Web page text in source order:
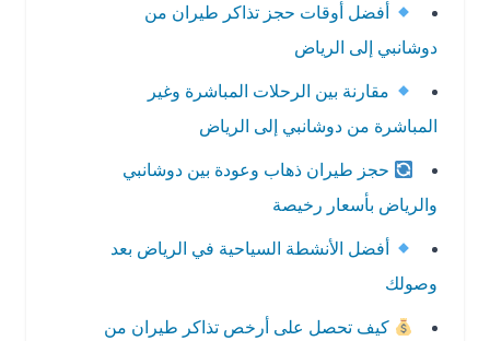
أفضل أوقات حجز تذاكر طيران من
دوشانبي إلى الرياض
مقارنة بين الرحلات المباشرة وغير
المباشرة من دوشانبي إلى الرياض
حجز طيران ذهاب وعودة بين دوشانبي
والرياض بأسعار رخيصة
أفضل الأنشطة السياحية في الرياض بعد
وصولك
كيف تحصل على أرخص تذاكر طيران من